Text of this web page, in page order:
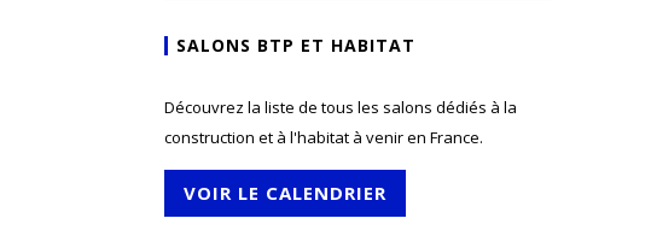
SALONS BTP ET HABITAT
Découvrez la liste de tous les salons dédiés à la
construction et à l'habitat à venir en France.
VOIR LE CALENDRIER